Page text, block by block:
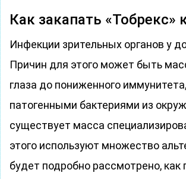
Как закапать «Тобрекс»
Инфекции зрительных органов у
Причин для этого может быть
глаза до пониженного
патогенными бактериями из
существует масса
этого используют множество
будет подробно рассмотрено,